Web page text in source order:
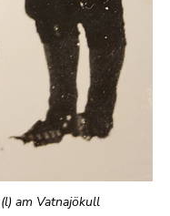
am Vatnajökull